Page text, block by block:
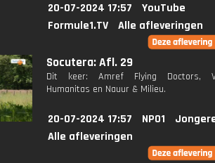
20-07-2024 17:57
YouTube
Formule1.TV
Alle afleveringen
Socutera: Afl. 29
Dit keer: Amref Flying Doctors,
Humanitas en Nauur & Milieu.
20-07-2024 17:57 NPO1
Alle afleveringen